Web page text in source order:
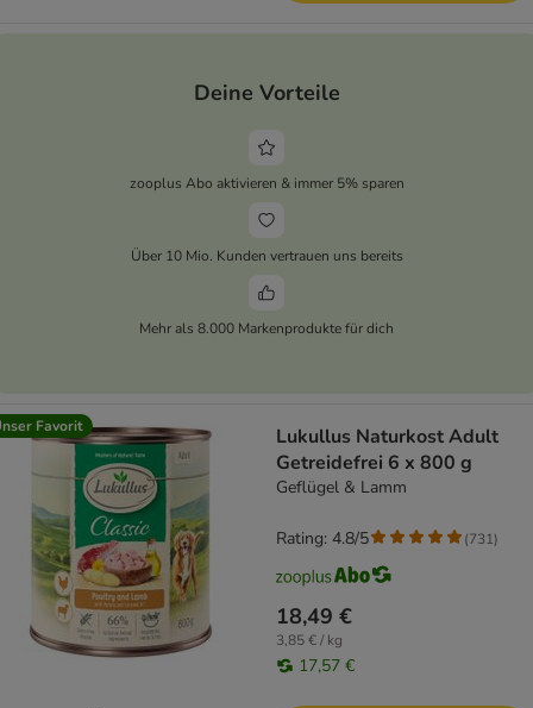
Deine Vorteile
zooplus Abo aktivieren & immer 5% sparen
Über 10 Mio. Kunden vertrauen uns bereits
Mehr als 8.000 Markenprodukte für dich
Favorit
Lukullus Naturkost Adult
Getreidefrei 6 x 800 g
Geflügel & Lamm
18,49 €
3,85 € / kg
17,57 €
Rating: 4.8/5 (731)